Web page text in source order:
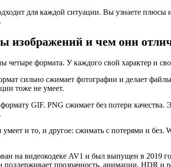
для каждой ситуации. Вы узнаете
изображений и чем они
четыре формата. У каждого свой характер и
сильно сжимает фотографии и делает
тоже не умеет.
GIF. PNG сжимает без потери
умеет и то, и другое: сжимать с потерями и
на видеокодеке AV1 и был выпущен в 2019
прозрачность, анимации, HDR и